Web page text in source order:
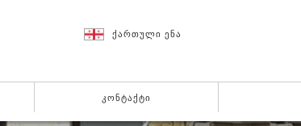
ᲙᲝᲜᲢᲐᲥᲢᲘ
ᲥᲐᲠᲗᲣᲚᲘ ᲔᲜᲐ